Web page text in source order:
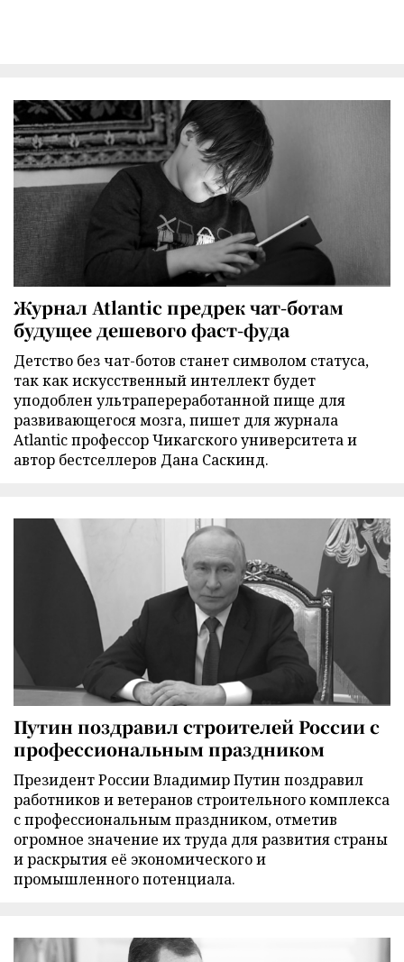
Журнал Atlantic предрек чат-ботам
будущее дешевого фаст-фуда
Детство без чат-ботов станет символом статуса,
так как искусственный интеллект будет
уподоблен ультрапереработанной пище для
развивающегося мозга, пишет для журнала
Atlantic профессор Чикагского университета и
автор бестселлеров Дана Саскинд.
Путин поздравил строителей России с
профессиональным праздником
Президент России Владимир Путин поздравил
работников и ветеранов строительного комплекса
с профессиональным праздником, отметив
огромное значение их труда для развития страны
и раскрытия её экономического и
промышленного потенциала.